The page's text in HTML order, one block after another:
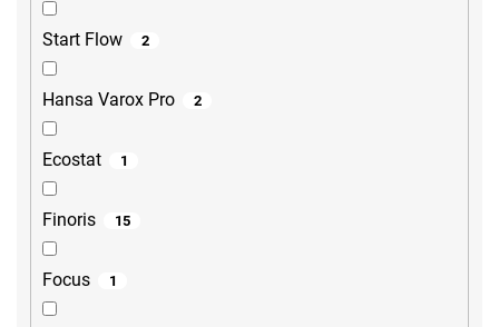
Start Flow 2
Hansa Varox Pro 2
Ecostat 1
Finoris 15
Focus 1